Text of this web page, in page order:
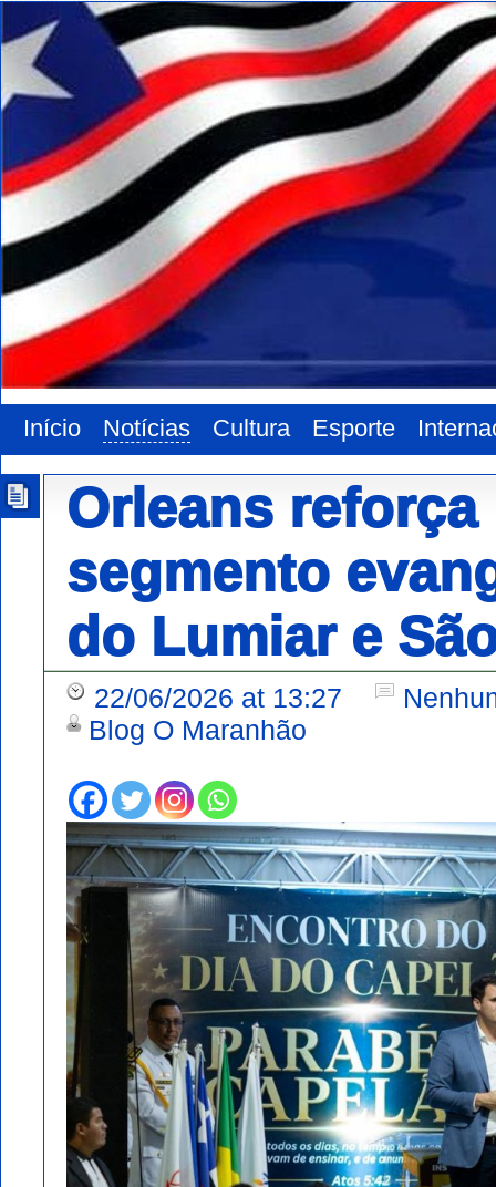
Início Notícias Cultura Esporte
Orleans
segmento
do Lumiar e
22/06/2026 at 13:27
Blog O Maranhão